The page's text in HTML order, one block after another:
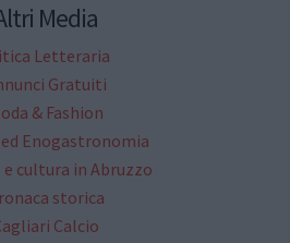
Media
Letteraria
Gratuiti
& Fashion
Enogastronomia
cultura in Abruzzo
storica
Calcio